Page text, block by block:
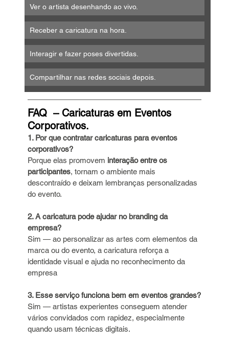
Ver o artista desenhando ao vivo.
Receber a caricatura na hora.
Interagir e fazer poses divertidas.
Compartilhar nas redes sociais depois.
FAQ  – Caricaturas em Eventos
Corporativos.
1. Por que contratar caricaturas para eventos
corporativos?
Porque elas promovem interação entre os
participantes, tornam o ambiente mais
descontraído e deixam lembranças personalizadas
do evento.
2. A caricatura pode ajudar no branding da
empresa?
Sim — ao personalizar as artes com elementos da
marca ou do evento, a caricatura reforça a
identidade visual e ajuda no reconhecimento da
empresa
3. Esse serviço funciona bem em eventos grandes?
Sim — artistas experientes conseguem atender
vários convidados com rapidez, especialmente
quando usam técnicas digitais.